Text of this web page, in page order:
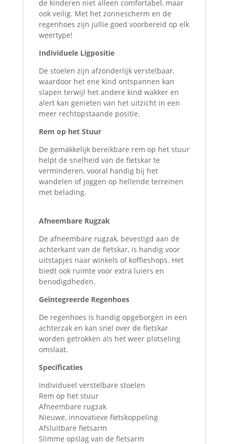
de kinderen niet alleen comfortabel, maar
ook veilig. Met het zonnescherm en de
regenhoes zijn jullie goed voorbereid op elk
weertype!
Individuele Ligpositie
De stoelen zijn afzonderlijk verstelbaar,
waardoor het ene kind ontspannen kan
slapen terwijl het andere kind wakker en
alert kan genieten van het uitzicht in een
meer rechtopstaande positie.
Rem op het Stuur
De gemakkelijk bereikbare rem op het stuur
helpt de snelheid van de fietskar te
verminderen, vooral handig bij het
wandelen of joggen op hellende terreinen
met belading.
Afneembare Rugzak
De afneembare rugzak, bevestigd aan de
achterkant van de fietskar, is handig voor
uitstapjes naar winkels of koffieshops. Het
biedt ook ruimte voor extra luiers en
benodigdheden.
Geïntegreerde Regenhoes
De regenhoes is handig opgeborgen in een
achterzak en kan snel over de fietskar
worden getrokken als het weer plotseling
omslaat.
Specificaties
Individueel verstelbare stoelen
Rem op het stuur
Afneembare rugzak
Nieuwe, innovatieve fietskoppeling
Afsluitbare fietsarm
Slimme opslag van de fietsarm